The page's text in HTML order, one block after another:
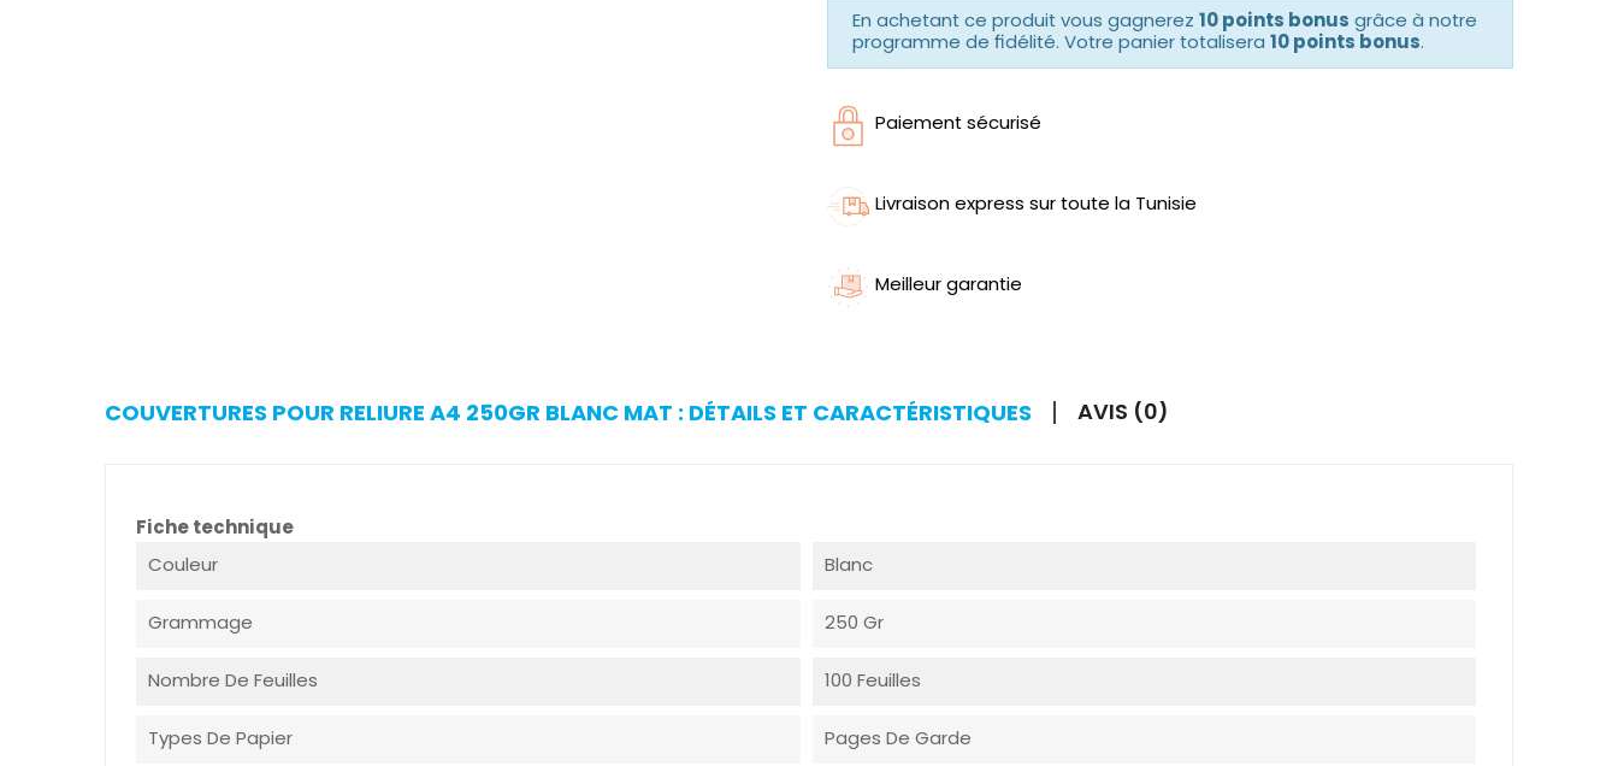
En achetant ce produit vous gagnerez 10 points bonus grâce à notre
programme de fidélité. Votre panier totalisera 10 points bonus.
Paiement sécurisé
Livraison express sur toute la Tunisie
Meilleur garantie
COUVERTURES POUR RELIURE A4 250GR BLANC MAT : DÉTAILS ET CARACTÉRISTIQUES AVIS (0)
Fiche technique
Couleur
Blanc
Grammage 250 Gr
Nombre De Feuilles 100 Feuilles
Types De Papier Pages De Garde